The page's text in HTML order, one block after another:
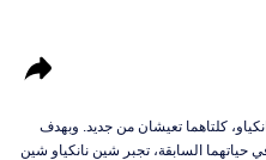
كلتاهما تعيشان من جديد. وبهدف
السابقة، تجبر شين نانكياو شين